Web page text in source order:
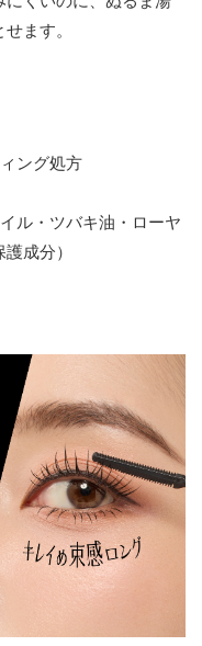
ます。
ング処方
ル・ツバキ油・ローヤ
成分）